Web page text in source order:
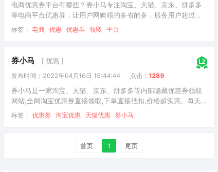
电商优惠券平台有哪些？券小马专注淘宝、天猫、京东、拼多多
等电商平台优惠券，让用户网购领的多省的多，服务用户超过十
万，网购优惠券领取平台就上券小马！
标签： 电商 优惠 优惠券 领取 平台
券小马 [ 优惠 ]
发布时间：2022年04月16日 15:44:44 点击： 1289
券小马是一家淘宝、天猫、京东、拼多多等内部隐藏优惠券领取
网站,全网淘宝优惠券直接领取,下单直接抵扣,价格超实惠。每天
更新千万淘宝优惠券,天猫优惠券及商品,让淘宝天猫购物更优惠!
标签： 优惠券 淘宝优惠 天猫优惠 券小马
首页 1 尾页